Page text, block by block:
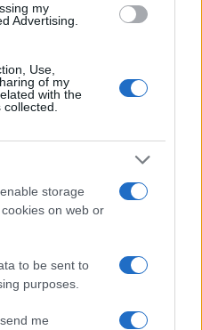
my
Advertising.
Use,
of my
with the
storage
on web or
to be sent to
purposes.
me
την αγορά leasing
18η συνεχόμενη χρονιά για
δεικτών FTSE4Good